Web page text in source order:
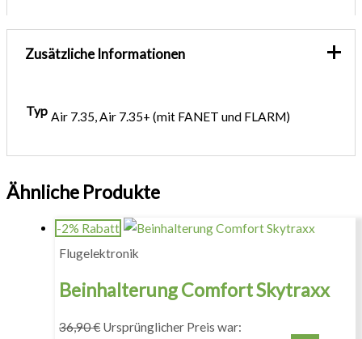
Zusätzliche Informationen
Typ Air 7.35, Air 7.35+ (mit FANET und FLARM)
Ähnliche Produkte
-2% Rabatt
Flugelektronik
Beinhalterung Comfort Skytraxx
36,90€ Ursprünglicher Preis war: